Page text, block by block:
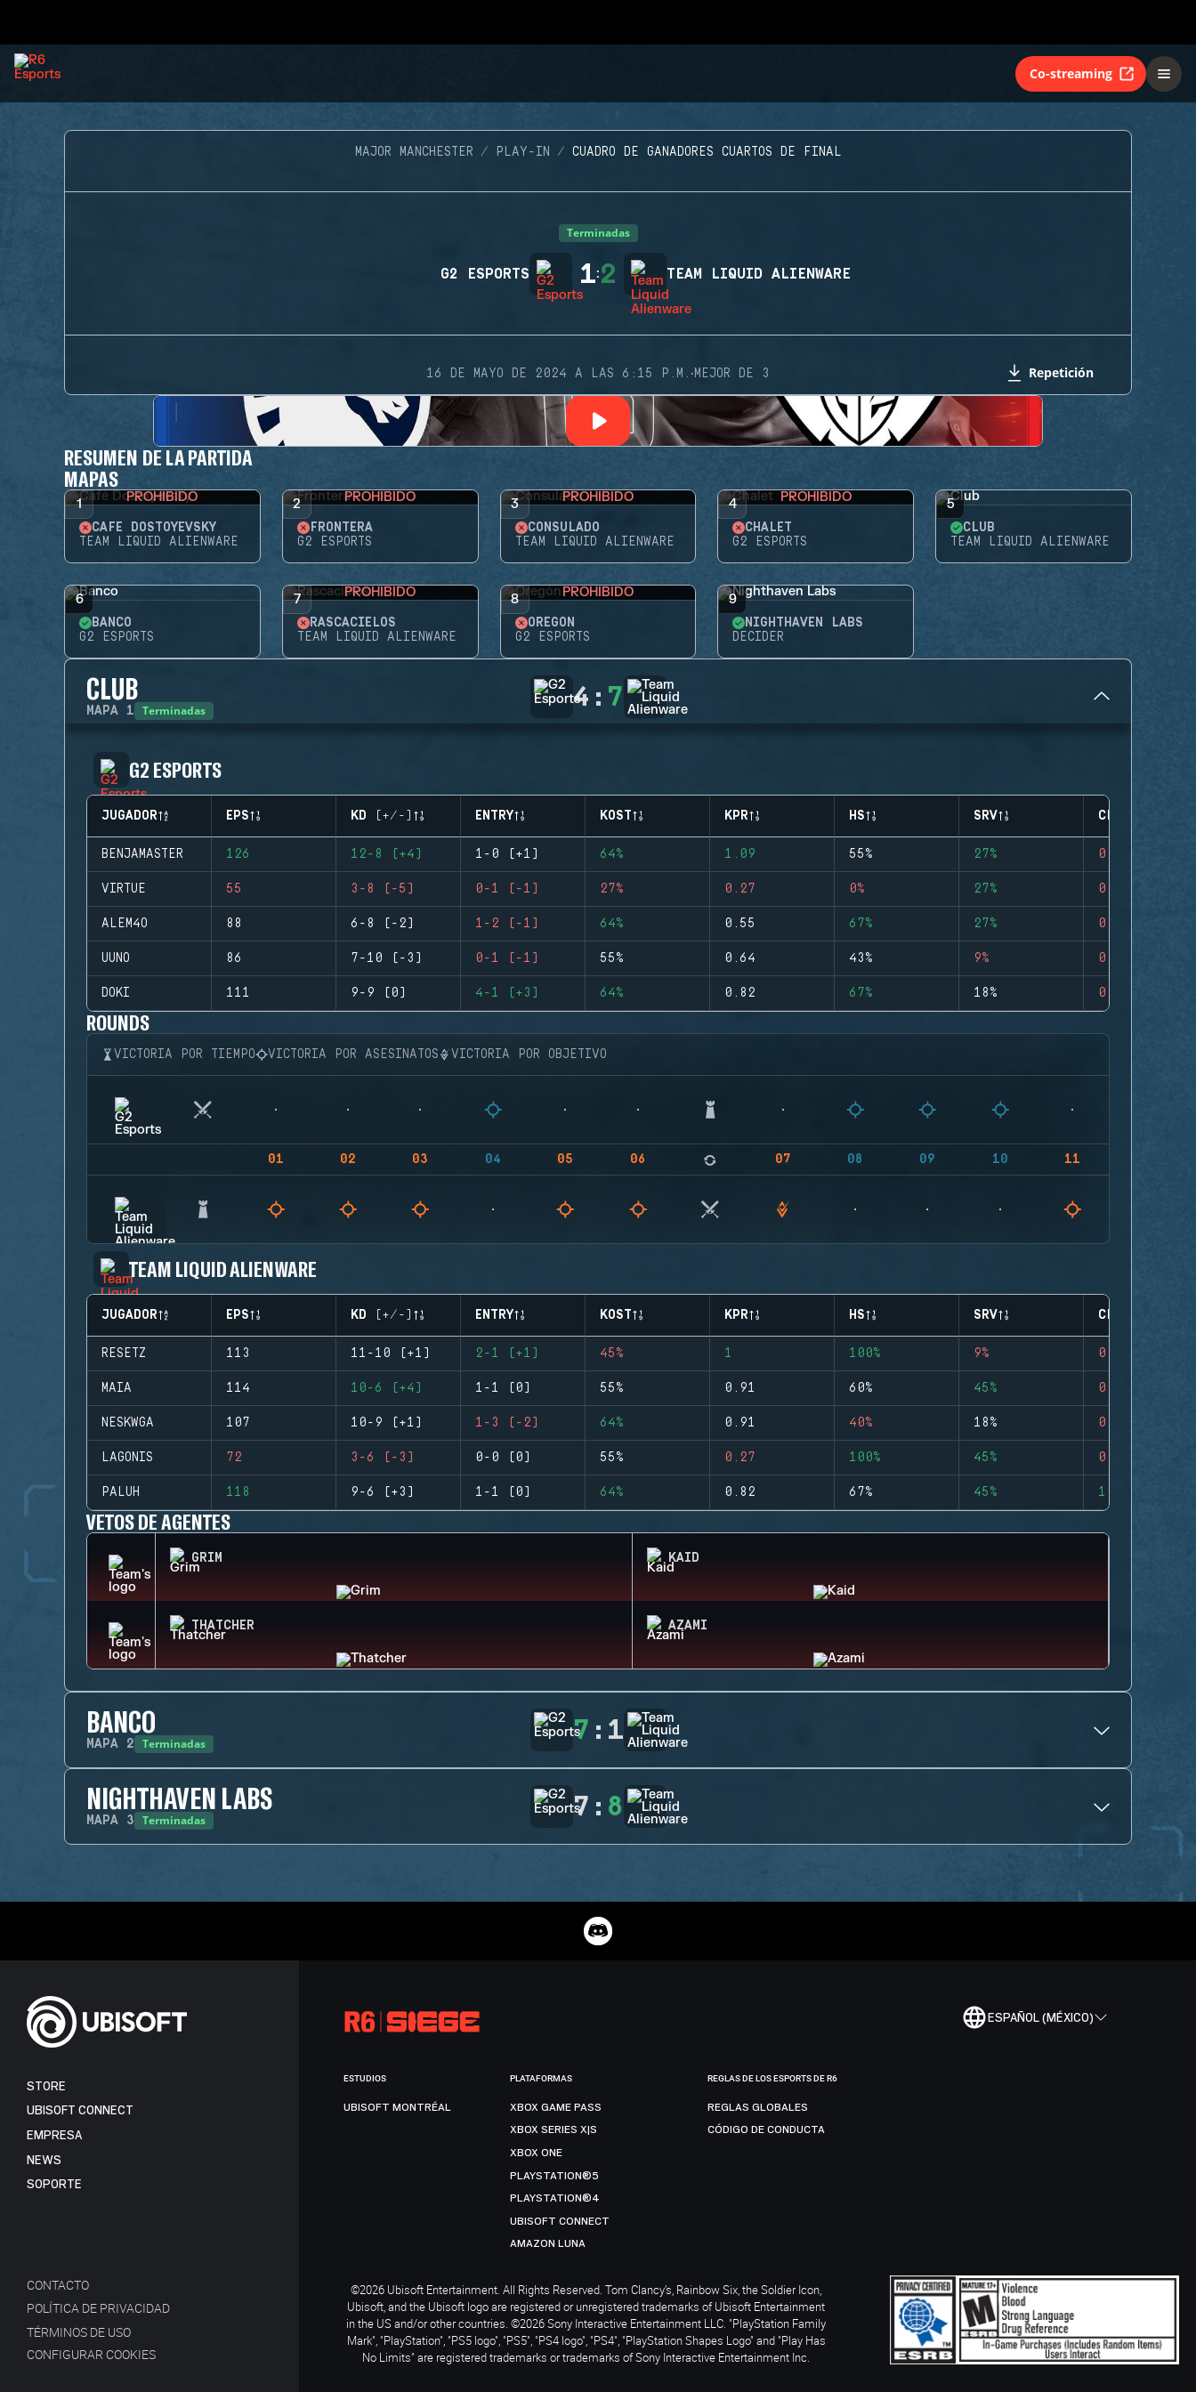
Co-streaming
MAJOR MANCHESTER PLAY-IN CUADRO DE GANADORES CUARTOS DE FINAL
Terminadas
G2 ESPORTS 1:2 TEAM LIQUID ALIENWARE
16 DE MAYO DE 2024 A LAS 6:15 P.M. ·MEJOR DE 3 Repetición
RESUMEN DE LA PARTIDA
MAPAS
1 PROHIBIDO
CAFÉ DOSTOYEVSKY
TEAM LIQUID ALIENWARE
2 PROHIBIDO
FRONTERA
G2 ESPORTS
3 PROHIBIDO
CONSULADO
TEAM LIQUID ALIENWARE
4 PROHIBIDO
CHALET
G2 ESPORTS
5
CLUB
TEAM LIQUID ALIENWARE
6
BANCO
G2 ESPORTS
7 PROHIBIDO
RASCACIELOS
TEAM LIQUID ALIENWARE
8 PROHIBIDO
OREGÓN
G2 ESPORTS
9
NIGHTHAVEN LABS
DECIDER
CLUB
MAPA 1 Terminadas 4 : 7
G2 ESPORTS
JUGADOR EPS KD (+/-) ENTRY KOST KPR HS SRV CLUTCHES
BENJAMASTER 126 12-8 (+4) 1-0 (+1) 64% 1.09 55% 27% 0
VIRTUE 55 3-8 (-5) 0-1 (-1) 27% 0.27 0% 27% 0
ALEM4O 88 6-8 (-2) 1-2 (-1) 64% 0.55 67% 27% 0
UUNO 86 7-10 (-3) 0-1 (-1) 55% 0.64 43% 9% 0
DOKI 111 9-9 (0) 4-1 (+3) 64% 0.82 67% 18% 0
ROUNDS
VICTORIA POR TIEMPO VICTORIA POR ASESINATOS VICTORIA POR OBJETIVO
01 02 03 04 05 06 07 08 09 10 11
TEAM LIQUID ALIENWARE
JUGADOR EPS KD (+/-) ENTRY KOST KPR HS SRV CLUTCHES
RESETZ 113 11-10 (+1) 2-1 (+1) 45% 1 100% 9% 0
MAIA 114 10-6 (+4) 1-1 (0) 55% 0.91 60% 45% 0
NESKWGA 107 10-9 (+1) 1-3 (-2) 64% 0.91 40% 18% 0
LAGONIS 72 3-6 (-3) 0-0 (0) 55% 0.27 100% 45% 0
PALUH 118 9-6 (+3) 1-1 (0) 64% 0.82 67% 45% 1
VETOS DE AGENTES
GRIM KAID
THATCHER AZAMI
BANCO
MAPA 2 Terminadas 7 : 1
NIGHTHAVEN LABS
MAPA 3 Terminadas 7 : 8
ESPAÑOL (MÉXICO)
STORE
UBISOFT CONNECT
EMPRESA
NEWS
SOPORTE
CONTACTO
POLÍTICA DE PRIVACIDAD
TÉRMINOS DE USO
CONFIGURAR COOKIES
ESTUDIOS
UBISOFT MONTRÉAL
PLATAFORMAS
XBOX GAME PASS
XBOX SERIES X|S
XBOX ONE
PLAYSTATION®5
PLAYSTATION®4
UBISOFT CONNECT
AMAZON LUNA
REGLAS DE LOS ESPORTS DE R6
REGLAS GLOBALES
CÓDIGO DE CONDUCTA
©2026 Ubisoft Entertainment. All Rights Reserved. Tom Clancy’s, Rainbow Six, the Soldier Icon,
Ubisoft, and the Ubisoft logo are registered or unregistered trademarks of Ubisoft Entertainment
in the US and/or other countries. ©2026 Sony Interactive Entertainment LLC. "PlayStation Family
Mark", "PlayStation", "PS5 logo", "PS5", "PS4 logo", "PS4", "PlayStation Shapes Logo" and "Play Has
No Limits" are registered trademarks or trademarks of Sony Interactive Entertainment Inc.